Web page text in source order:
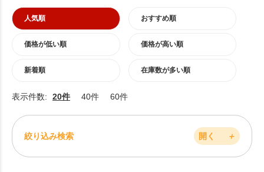
人気順 おすすめ順
価格が低い順 価格が高い順
新着順 在庫数が多い順
表示件数: 20件 40件 60件
絞り込み検索 開く ＋